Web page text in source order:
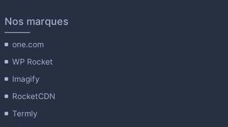
Nos marques
one.com
WP Rocket
Imagify
RocketCDN
Termly